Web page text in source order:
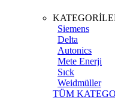
Siemens
Delta
Autonics
Mete Enerji
Sıck
Weidmüller
TÜM